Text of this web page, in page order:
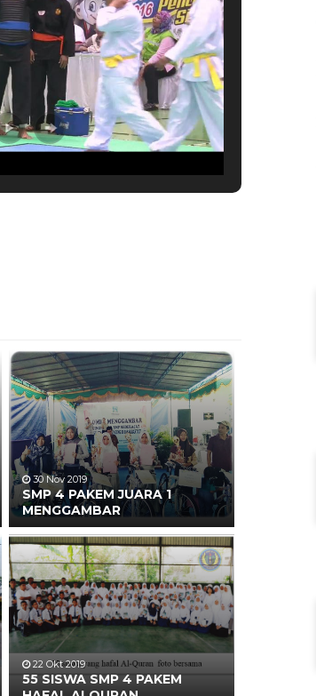
30 Nov 2019
SMP 4 PAKEM JUARA 1
MENGGAMBAR
22 Okt 2019
55 SISWA SMP 4 PAKEM